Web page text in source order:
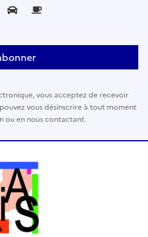
vous acceptez de recevoir
vous désinscrire à tout moment
ou en nous contactant.